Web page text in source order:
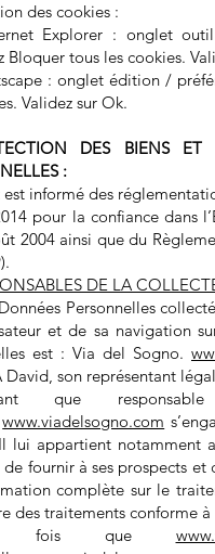
des cookies :
Explorer : onglet
Bloquer tous les cookies.
: onglet édition /
Validez sur Ok.
DES BIENS ET
:
est informé des
pour la confiance dans
2004 ainsi que du
DE LA
Personnelles
et de sa navigation
est : Via del Sogno.
David, son représentant légal
que
www.viadelsogno.com
lui appartient notamment
de fournir à ses prospects
complète sur le
des traitements conforme
fois que